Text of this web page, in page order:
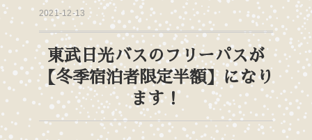
2021-12-13
東武日光バスのフリーパスが
【冬季宿泊者限定半額】になり
ます！